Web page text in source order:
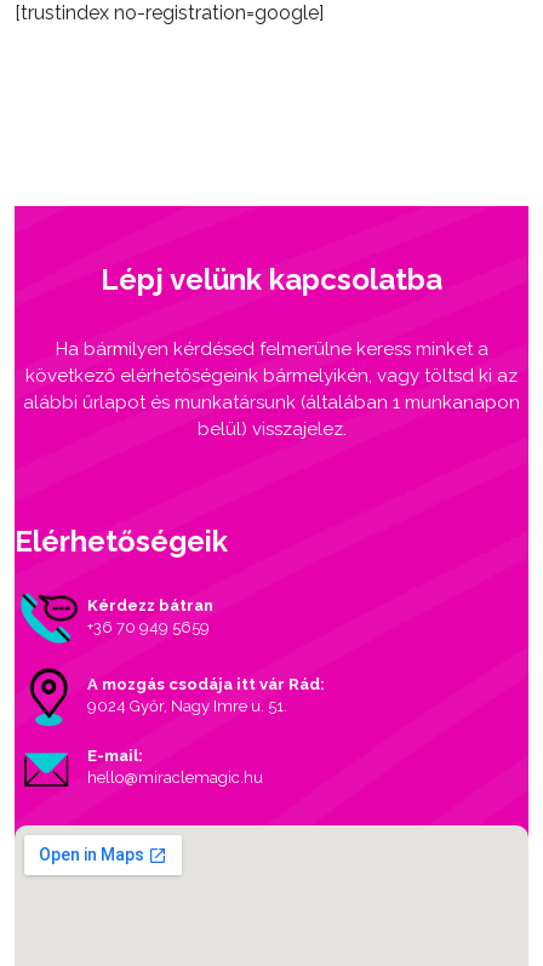
[trustindex no-registration=google]
Lépj velünk kapcsolatba
Ha bármilyen kérdésed felmerülne keress minket a
következő elérhetőségeink bármelyikén, vagy töltsd ki az
alábbi űrlapot és munkatársunk (általában 1 munkanapon
belül) visszajelez.
Elérhetőségeik
Kérdezz bátran
+36 70 949 5659
A mozgás csodája itt vár Rád:
9024 Győr, Nagy Imre u. 51.
E-mail:
hello@miraclemagic.hu